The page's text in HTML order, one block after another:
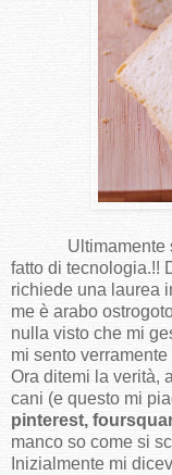
Ultimamente sto
fatto di tecnologia.!!
richiede una laurea
me è arabo
nulla visto che mi
mi sento
Ora ditemi la verità,
cani (e questo mi
pinterest,
manco so come si
Inizialmente mi